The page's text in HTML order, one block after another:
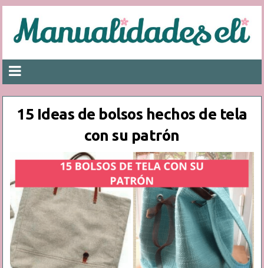
15 Ideas de bolsos hechos de tela
con su patrón